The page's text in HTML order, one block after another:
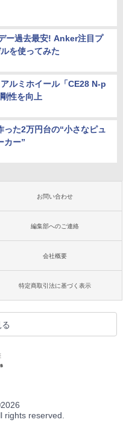
ー過去最安! Anker注目プ
を使ってみた
ルミホイール「CE28 N-p
性を向上
った2万円台の“小さなピュ
カー”
お問い合わせ
編集部へのご連絡
会社概要
特定商取引法に基づく表示
2026
rights reserved.